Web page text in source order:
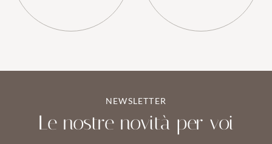
NEWSLETTER
Le nostre novità per voi